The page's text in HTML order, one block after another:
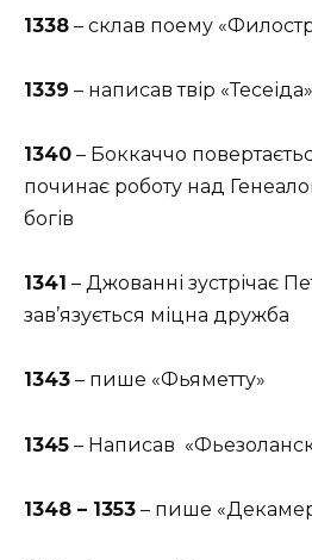
1338 – склав поему
1339 – написав твір «Тесеіда»
1340 – Боккаччо
починає роботу над
богів
1341 – Джованні зустрічає
зав’язується міцна дружба
1343 – пише «Фьяметту»
1345 – Написав
1348 – 1353 – пише